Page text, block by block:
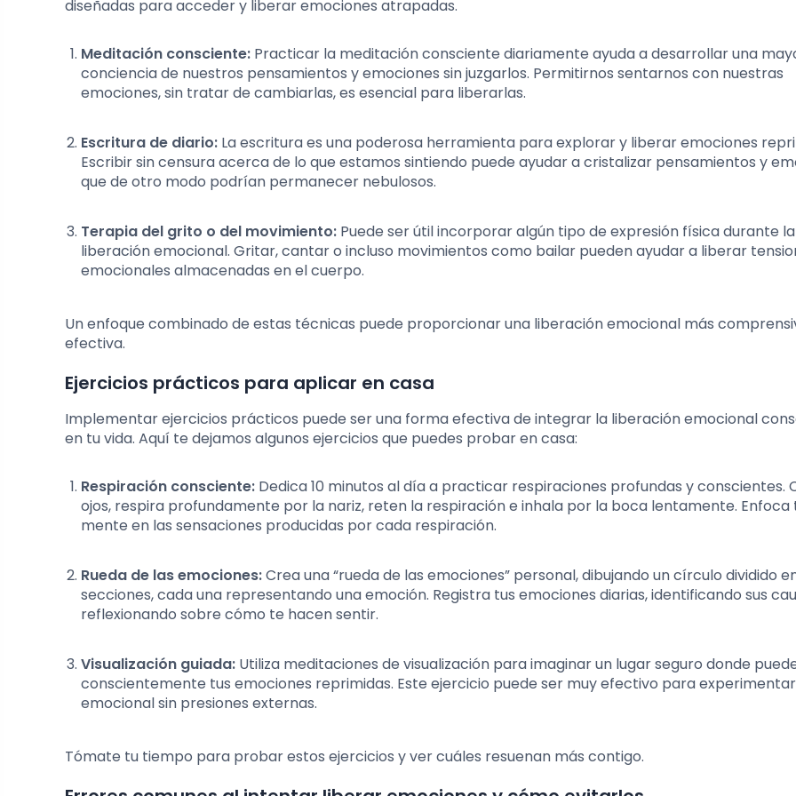
diseñadas para acceder y liberar emociones atrapadas.
Meditación consciente: Practicar la meditación consciente diariamente ayuda a desarrollar una
conciencia de nuestros pensamientos y emociones sin juzgarlos. Permitirnos sentarnos con nuestras
emociones, sin tratar de cambiarlas, es esencial para liberarlas.
Escritura de diario: La escritura es una poderosa herramienta para explorar y liberar emociones
Escribir sin censura acerca de lo que estamos sintiendo puede ayudar a cristalizar pensamientos y
que de otro modo podrían permanecer nebulosos.
Terapia del grito o del movimiento: Puede ser útil incorporar algún tipo de expresión física durante la
liberación emocional. Gritar, cantar o incluso movimientos como bailar pueden ayudar a liberar
emocionales almacenadas en el cuerpo.
Un enfoque combinado de estas técnicas puede proporcionar una liberación emocional más
efectiva.
Ejercicios prácticos para aplicar en casa
Implementar ejercicios prácticos puede ser una forma efectiva de integrar la liberación emocional
en tu vida. Aquí te dejamos algunos ejercicios que puedes probar en casa:
Respiración consciente: Dedica 10 minutos al día a practicar respiraciones profundas y conscientes.
ojos, respira profundamente por la nariz, reten la respiración e inhala por la boca lentamente. Enfoca
mente en las sensaciones producidas por cada respiración.
Rueda de las emociones:Crea una “rueda de las emociones” personal, dibujando un círculo dividido
secciones, cada una representando una emoción. Registra tus emociones diarias, identificando sus
reflexionando sobre cómo te hacen sentir.
Visualización guiada: Utiliza meditaciones de visualización para imaginar un lugar seguro donde
conscientemente tus emociones reprimidas. Este ejercicio puede ser muy efectivo para experimentar
emocional sin presiones externas.
Tómate tu tiempo para probar estos ejercicios y ver cuáles resuenan más contigo.